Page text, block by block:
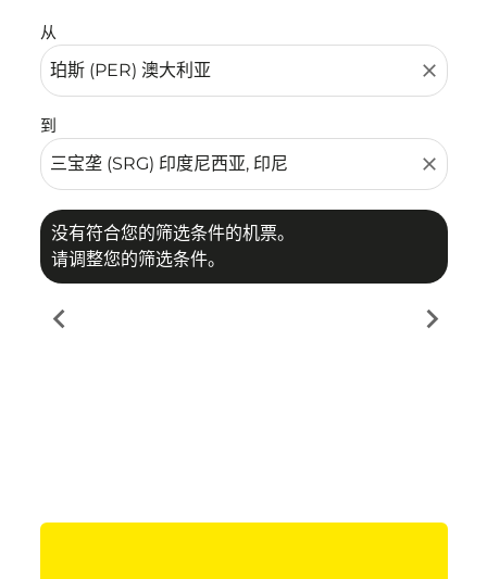
从
close
到
close
没有符合您的筛选条件的机票。
请调整您的筛选条件。
chevron_left chevron_right